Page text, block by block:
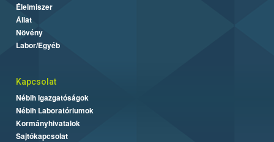
Élelmiszer
Állat
Növény
Labor/Egyéb
Kapcsolat
Nébih Igazgatóságok
Nébih Laboratóriumok
Kormányhivatalok
Sajtókapcsolat